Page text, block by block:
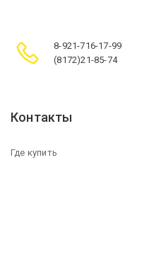
8-921-716-17-99
(8172)21-85-74
Контакты
Где купить